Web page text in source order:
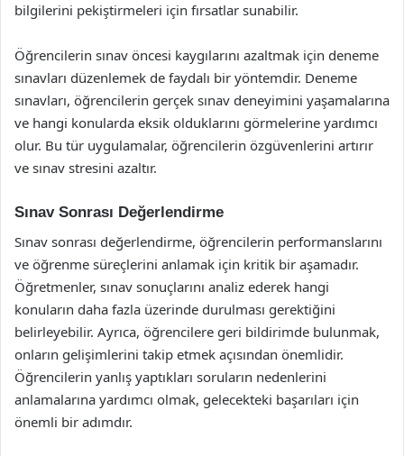
bilgilerini pekiştirmeleri için fırsatlar sunabilir.
Öğrencilerin sınav öncesi kaygılarını azaltmak için deneme
sınavları düzenlemek de faydalı bir yöntemdir. Deneme
sınavları, öğrencilerin gerçek sınav deneyimini yaşamalarına
ve hangi konularda eksik olduklarını görmelerine yardımcı
olur. Bu tür uygulamalar, öğrencilerin özgüvenlerini artırır
ve sınav stresini azaltır.
Sınav Sonrası Değerlendirme
Sınav sonrası değerlendirme, öğrencilerin performanslarını
ve öğrenme süreçlerini anlamak için kritik bir aşamadır.
Öğretmenler, sınav sonuçlarını analiz ederek hangi
konuların daha fazla üzerinde durulması gerektiğini
belirleyebilir. Ayrıca, öğrencilere geri bildirimde bulunmak,
onların gelişimlerini takip etmek açısından önemlidir.
Öğrencilerin yanlış yaptıkları soruların nedenlerini
anlamalarına yardımcı olmak, gelecekteki başarıları için
önemli bir adımdır.